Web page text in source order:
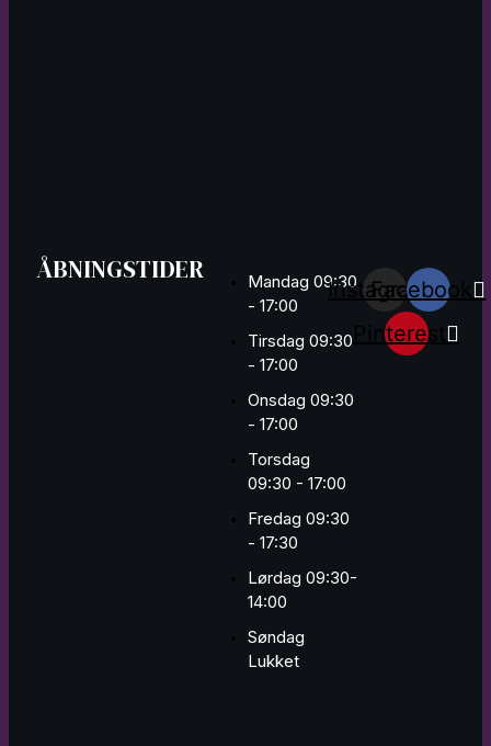
ÅBNINGSTIDER
Mandag 09:30
- 17:00
Tirsdag 09:30
- 17:00
Onsdag 09:30
- 17:00
Torsdag
09:30 - 17:00
Fredag 09:30
- 17:30
Lørdag 09:30-
14:00
Søndag
Lukket
Instagram
Facebook
Pinterest